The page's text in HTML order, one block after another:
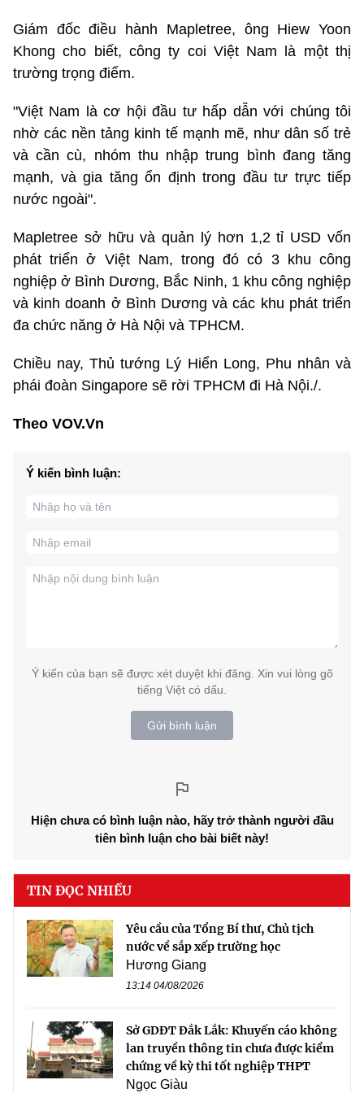
Giám đốc điều hành Mapletree, ông Hiew Yoon
Khong cho biết, công ty coi Việt Nam là một thị
trường trọng điểm.
"Việt Nam là cơ hội đầu tư hấp dẫn với chúng tôi
nhờ các nền tảng kinh tế mạnh mẽ, như dân số trẻ
và cần cù, nhóm thu nhập trung bình đang tăng
mạnh, và gia tăng ổn định trong đầu tư trực tiếp
nước ngoài".
Mapletree sở hữu và quản lý hơn 1,2 tỉ USD vốn
phát triển ở Việt Nam, trong đó có 3 khu công
nghiệp ở Bình Dương, Bắc Ninh, 1 khu công nghiệp
và kinh doanh ở Bình Dương và các khu phát triển
đa chức năng ở Hà Nội và TPHCM.
Chiều nay, Thủ tướng Lý Hiển Long, Phu nhân và
phái đoàn Singapore sẽ rời TPHCM đi Hà Nội./.
Theo VOV.Vn
Ý kiến bình luận:
Ý kiến của bạn sẽ được xét duyệt khi đăng. Xin vui lòng gõ
tiếng Việt có dấu.
Gửi bình luận
Hiện chưa có bình luận nào, hãy trở thành người đầu
tiên bình luận cho bài biết này!
TIN ĐỌC NHIỀU
Yêu cầu của Tổng Bí thư, Chủ tịch
nước về sắp xếp trường học
Hương Giang
13:14 04/08/2026
Sở GDĐT Đắk Lắk: Khuyến cáo không
lan truyền thông tin chưa được kiểm
chứng về kỳ thi tốt nghiệp THPT
Ngọc Giàu